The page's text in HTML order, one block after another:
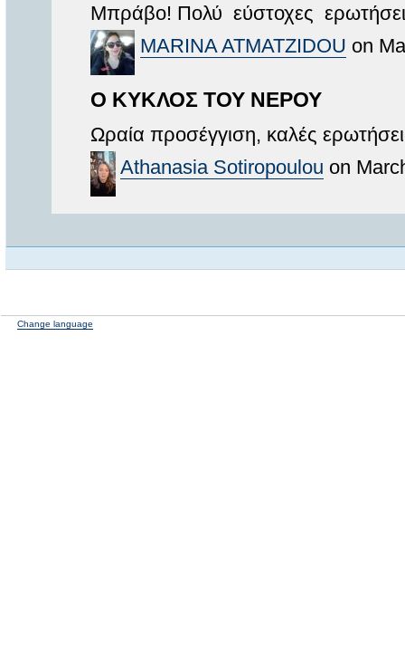
Μπράβο! Πολύ εύστοχες
MARINA ATMATZIDOU on
Ο ΚΥΚΛΟΣ ΤΟΥ ΝΕΡΟΥ
Ωραία προσέγγιση, καλές
Athanasia Sotiropoulou on
Change language